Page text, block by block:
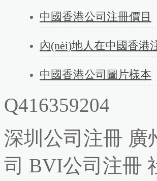
中國香港公司注冊價目
內(nèi)地人在中國香港
中國香港公司圖片樣本
Q416359204
深圳公司注冊 廣
司 BVI公司注冊